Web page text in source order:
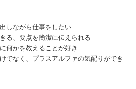
しながら仕事をしたい
る、要点を簡潔に伝えられる
何かを教えることが好き
でなく、プラスアルファの気配りができ